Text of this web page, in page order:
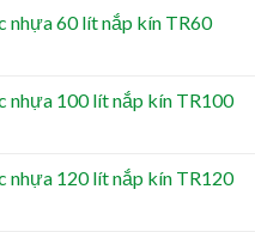
nhựa 60 lít nắp kín TR60
nhựa 100 lít nắp kín TR100
nhựa 120 lít nắp kín TR120